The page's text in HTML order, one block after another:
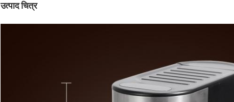
उत्पाद चित्र